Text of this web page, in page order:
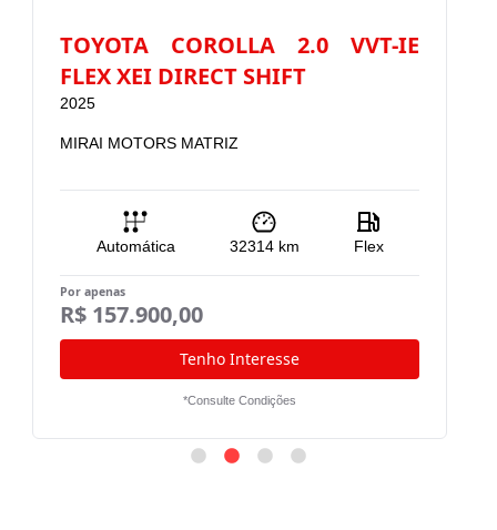
TOYOTA COROLLA 2.0 VVT-IE
FLEX XEI DIRECT SHIFT
2025
MIRAI MOTORS MATRIZ
Automática 32314km Flex
Por apenas
R$ 157.900,00
Tenho Interesse
*Consulte Condições